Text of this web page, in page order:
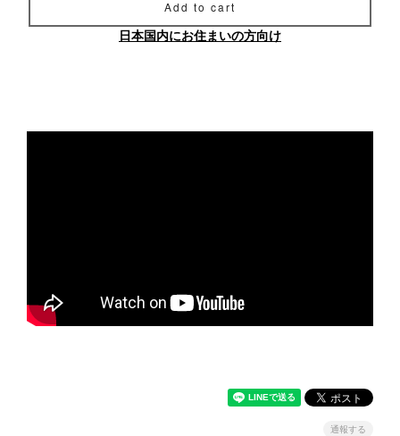
Add to cart
日本国内にお住まいの方向け
通報する